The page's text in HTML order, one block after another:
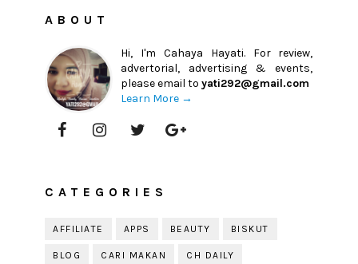
ABOUT
Hi, I'm Cahaya Hayati. For review,
advertorial, advertising & events,
please email toyati292@gmail.com
Learn More →
CATEGORIES
AFFILIATE APPS BEAUTY BISKUT
BLOG CARI MAKAN CH DAILY